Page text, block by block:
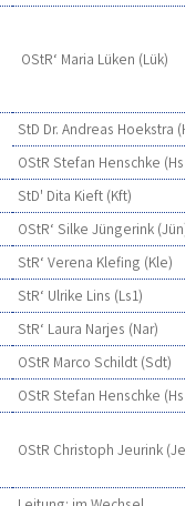
OStR‘ Maria Lüken (Lük)
StD Dr. Andreas Hoekstra
OStR Stefan Henschke (Hsk)
StD' Dita Kieft (Kft)
OStR‘ Silke Jüngerink (Jün)
StR‘ Verena Klefing (Kle)
StR‘ Ulrike Lins (Ls1)
StR‘ Laura Narjes (Nar)
OStR Marco Schildt (Sdt)
OStR Stefan Henschke (Hsk)
OStR Christoph Jeurink